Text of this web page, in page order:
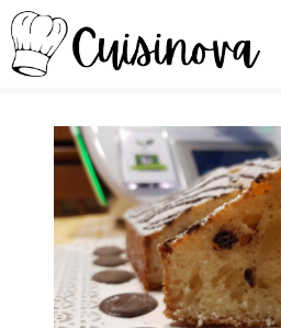
Vai
al
contenuto